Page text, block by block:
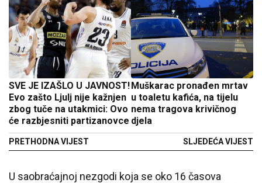
SVE JE IZAŠLO U JAVNOST!
Evo zašto Ljulj nije kažnjen
zbog tuče na utakmici: Ovo
će razbjesniti partizanovce
PRETHODNA VIJEST
Muškarac pronađen mrtav
u toaletu kafića, na tijelu
nema tragova krivičnog
djela
SLJEDEĆA VIJEST
U saobraćajnoj nezgodi koja se oko 16 časova